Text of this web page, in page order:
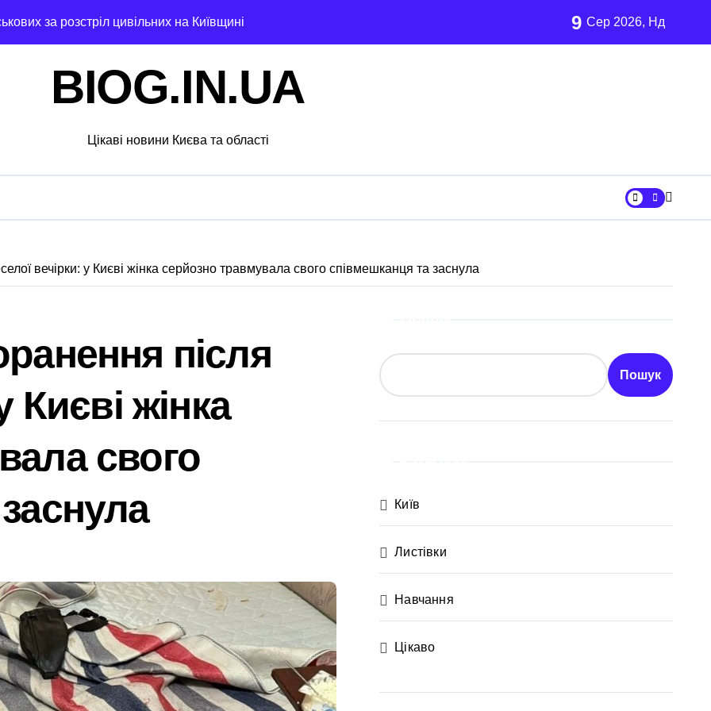
за розстріл цивільних на Київщині
20 вольєрів у притулку для тварин
до браку медичних працівників у київських лікарнях
тривожаться через зростання трагедій
працюють над наслідками масованої атаки в Київському регіоні
річну дівчину, яка не повернулася додому після конфлікту
гриф з Німеччини ледве в survivors after мандрівки на Київщині
підтримки: у Київській області з’явиться унікальний маршрут для молоді
у $2000 за ненастоящий діагноз
зброї: результати декларування в Києві
в Днепре: диагностика, обслуживание и замена деталей
транспорту у Києві виявився найгарячішим
логістики
оголосили підозру через завищену ціну на УЗД на 6 млн грн
2 тисячі пожеж за рік у природних екосистемах
9 Сер 2026, Нд
BIOG.IN.UA
Цікаві новини Києва та області
вечірки: у Києві жінка серйозно травмувала свого співмешканця та заснула
після
Києві жінка
свого
Пошук
Київ
Листівки
Навчання
Цікаво